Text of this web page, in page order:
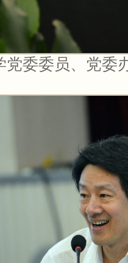
党委委员、党委